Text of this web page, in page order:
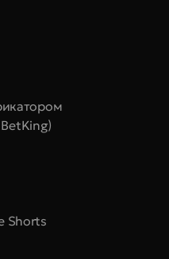
Shorts